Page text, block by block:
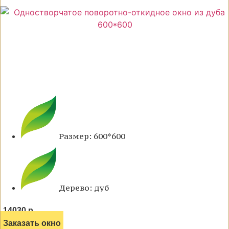
Размер: 600*600
Дерево: дуб
14030 р.
Заказать окно